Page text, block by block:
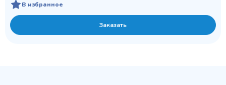
В избранное
Заказать